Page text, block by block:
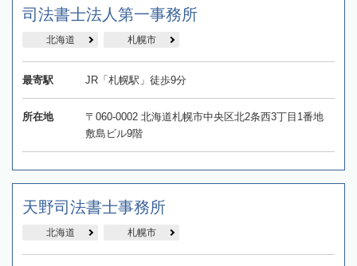
司法書士法人第一事務所
北海道 札幌市
最寄駅 JR「札幌駅」徒歩9分
所在地
〒060-0002 北海道札幌市中央区北2条西3丁目1番地
敷島ビル9階
天野司法書士事務所
北海道 札幌市